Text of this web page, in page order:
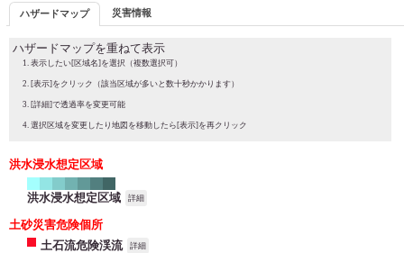
ハザードマップ 災害情報
ハザードマップを重ねて表示
表示したい[区域名]を選択（複数選択可）
[表示]をクリック（該当区域が多いと数十秒かかります）
[詳細]で透過率を変更可能
選択区域を変更したり地図を移動したら[表示]を再クリック
洪水浸水想定区域
洪水浸水想定区域 詳細
土砂災害危険個所
土石流危険渓流
詳細